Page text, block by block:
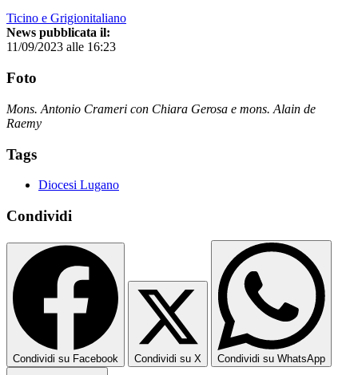
Ticino e Grigionitaliano
News pubblicata il:
11/09/2023 alle 16:23
Foto
Mons. Antonio Crameri con Chiara Gerosa e mons. Alain de
Raemy
Tags
Diocesi Lugano
Condividi
Condividi su Facebook Condividi su X Condividi su WhatsApp